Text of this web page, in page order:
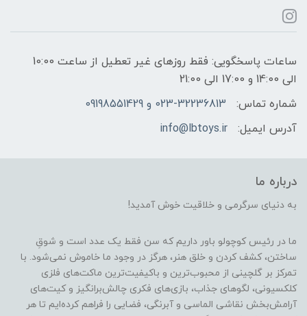
ساعات پاسخگویی: فقط روزهای غیر تعطیل از ساعت 10:00
الی 14:00 و 17:00 الی 21:00
شماره تماس:
023-32236813 و 09198551429
آدرس ایمیل:
info@lbtoys.ir
درباره ما
به دنیای سرگرمی و خلاقیت خوش آمدید!
ما در رئیس کوچولو باور داریم که سن فقط یک عدد است و شوقِ
ساختن، کشف کردن و خلق هنر، هرگز در وجود ما خاموش نمی‌شود. با
تمرکز بر گلچینی از محبوب‌ترین و باکیفیت‌ترین ماکت‌های فلزی
کلکسیونی، لگوهای جذاب، بازی‌های فکری چالش‌برانگیز و کیت‌های
آرامش‌بخش نقاشی الماسی و آبرنگی، فضایی را فراهم کرده‌ایم تا هر